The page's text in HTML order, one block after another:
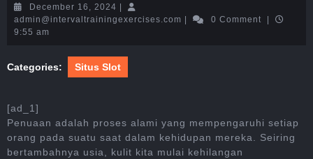
December 16, 2024 December
16,
admin@intervaltrainingexercises.com
0 Comment
9:55 am
Categories: Situs Slot
[ad_1]
Penuaan adalah proses alami yang mempengaruhi setiap
orang pada suatu saat dalam kehidupan mereka. Seiring
bertambahnya usia, kulit kita mulai kehilangan